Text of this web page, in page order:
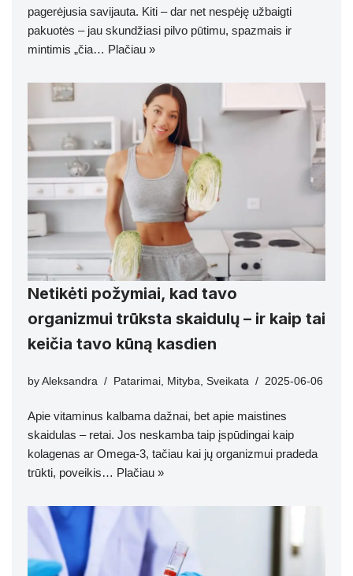
pagerėjusia savijauta. Kiti – dar net nespėję užbaigti
pakuotės – jau skundžiasi pilvo pūtimu, spazmais ir
mintimis „čia… Plačiau »
Netikėti požymiai, kad tavo
organizmui trūksta skaidulų – ir kaip tai
keičia tavo kūną kasdien
by Aleksandra Patarimai, Mityba, Sveikata 2025-06-06
Apie vitaminus kalbama dažnai, bet apie maistines
skaidulas – retai. Jos neskamba taip įspūdingai kaip
kolagenas ar Omega-3, tačiau kai jų organizmui pradeda
trūkti, poveikis… Plačiau »